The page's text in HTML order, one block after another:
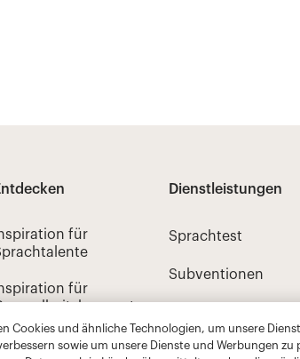
Cookies und ähnliche Technologien, um unsere
sowie um unsere Dienste und Werbungen zu